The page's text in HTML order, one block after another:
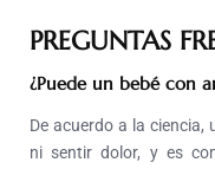
PREGUNTAS
¿Puede un bebé con
De acuerdo a la ciencia,
ni sentir dolor, y es